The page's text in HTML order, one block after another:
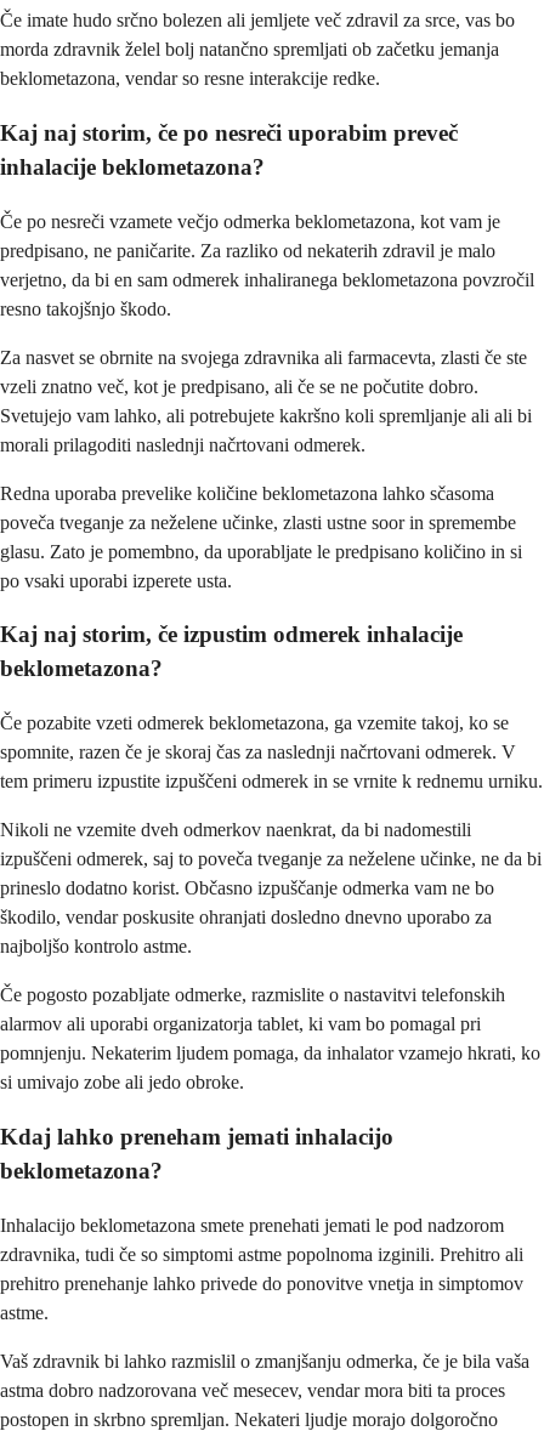
Če imate hudo srčno bolezen ali jemljete več zdravil za srce, vas bo
morda zdravnik želel bolj natančno spremljati ob začetku jemanja
beklometazona, vendar so resne interakcije redke.
Kaj naj storim, če po nesreči uporabim preveč
inhalacije beklometazona?
Če po nesreči vzamete večjo odmerka beklometazona, kot vam je
predpisano, ne paničarite. Za razliko od nekaterih zdravil je malo
verjetno, da bi en sam odmerek inhaliranega beklometazona povzročil
resno takojšnjo škodo.
Za nasvet se obrnite na svojega zdravnika ali farmacevta, zlasti če ste
vzeli znatno več, kot je predpisano, ali če se ne počutite dobro.
Svetujejo vam lahko, ali potrebujete kakršno koli spremljanje ali ali bi
morali prilagoditi naslednji načrtovani odmerek.
Redna uporaba prevelike količine beklometazona lahko sčasoma
poveča tveganje za neželene učinke, zlasti ustne soor in spremembe
glasu. Zato je pomembno, da uporabljate le predpisano količino in si
po vsaki uporabi izperete usta.
Kaj naj storim, če izpustim odmerek inhalacije
beklometazona?
Če pozabite vzeti odmerek beklometazona, ga vzemite takoj, ko se
spomnite, razen če je skoraj čas za naslednji načrtovani odmerek. V
tem primeru izpustite izpuščeni odmerek in se vrnite k rednemu urniku.
Nikoli ne vzemite dveh odmerkov naenkrat, da bi nadomestili
izpuščeni odmerek, saj to poveča tveganje za neželene učinke, ne da bi
prineslo dodatno korist. Občasno izpuščanje odmerka vam ne bo
škodilo, vendar poskusite ohranjati dosledno dnevno uporabo za
najboljšo kontrolo astme.
Če pogosto pozabljate odmerke, razmislite o nastavitvi telefonskih
alarmov ali uporabi organizatorja tablet, ki vam bo pomagal pri
pomnjenju. Nekaterim ljudem pomaga, da inhalator vzamejo hkrati, ko
si umivajo zobe ali jedo obroke.
Kdaj lahko preneham jemati inhalacijo
beklometazona?
Inhalacijo beklometazona smete prenehati jemati le pod nadzorom
zdravnika, tudi če so simptomi astme popolnoma izginili. Prehitro ali
prehitro prenehanje lahko privede do ponovitve vnetja in simptomov
astme.
Vaš zdravnik bi lahko razmislil o zmanjšanju odmerka, če je bila vaša
astma dobro nadzorovana več mesecev, vendar mora biti ta proces
postopen in skrbno spremljan. Nekateri ljudje morajo dolgoročno